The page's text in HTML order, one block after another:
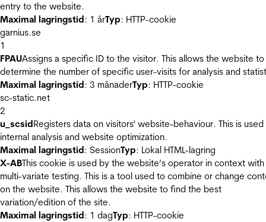
entry to the website.
Maximal lagringstid: 1 årTyp: HTTP-cookie
garnius.se
1
FPAUAssigns a specific ID to the visitor. This allows the website to
determine the number of specific user-visits for analysis and
Maximal lagringstid: 3 månaderTyp: HTTP-cookie
sc-static.net
2
u_scsidRegisters data on visitors' website-behaviour. This is
internal analysis and website optimization.
Maximal lagringstid: SessionTyp: Lokal HTML-lagring
X-ABThis cookie is used by the website’s operator in context with
multi-variate testing. This is a tool used to combine or change
on the website. This allows the website to find the best
variation/edition of the site.
Maximal lagringstid: 1 dagTyp: HTTP-cookie